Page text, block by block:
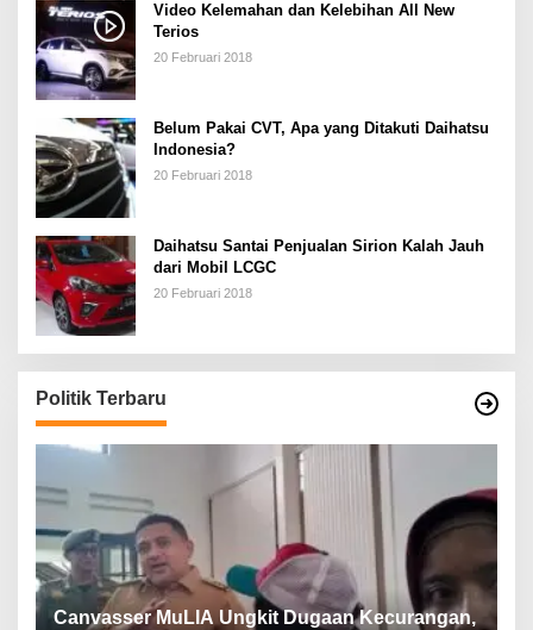
Video Kelemahan dan Kelebihan All New
Terios
20 Februari 2018
Belum Pakai CVT, Apa yang Ditakuti Daihatsu
Indonesia?
20 Februari 2018
Daihatsu Santai Penjualan Sirion Kalah Jauh
dari Mobil LCGC
20 Februari 2018
Politik Terbaru
MuLIA Ungkit Dugaan Kecurangan,
Nurchalis: